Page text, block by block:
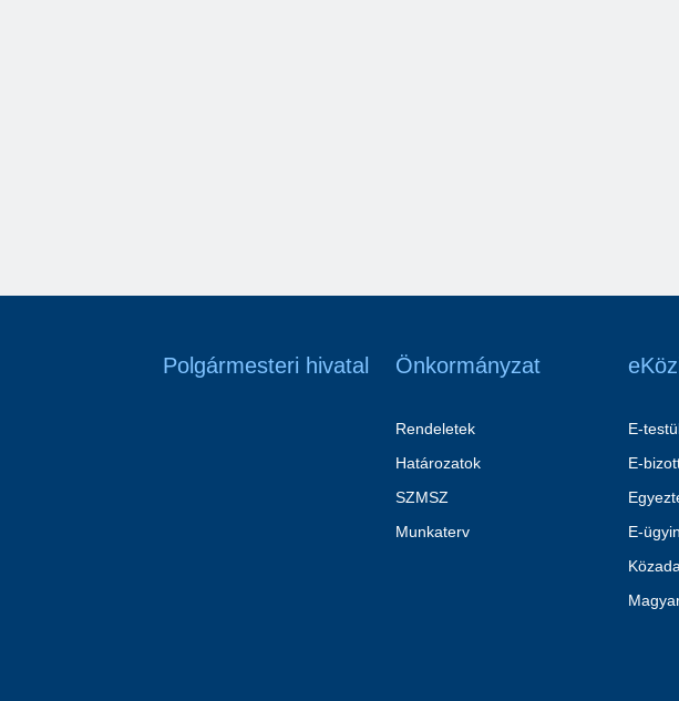
Polgármesteri hivatal Önkormányzat
Rendeletek
Határozatok
SZMSZ
Munkaterv
E-
E-
E-